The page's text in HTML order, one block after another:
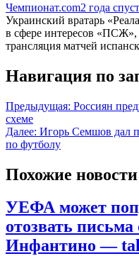
Чемпионат.com2 года
Украинский вратарь
в сфере интересов
трансляция матчей
Навигация по
Предыдущая: Россиян
схеме
Далее: Игорь Семшов дал
по футболу
Похожие новости
УЕФА может
отозвать
Инфантино —